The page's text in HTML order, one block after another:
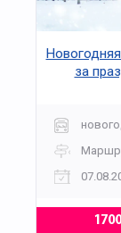
за
1700